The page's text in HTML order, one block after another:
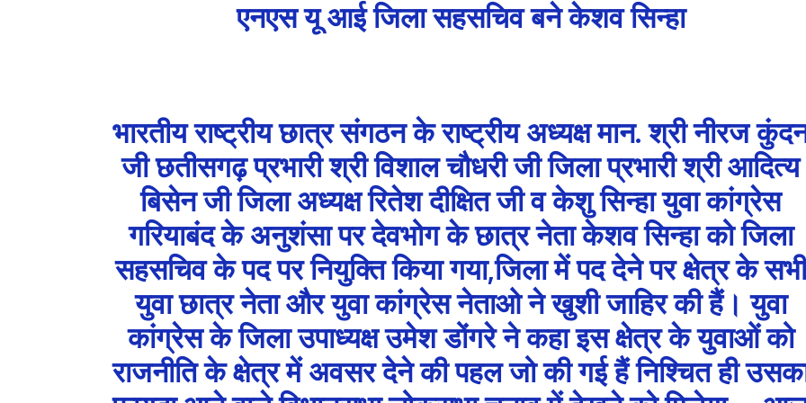
एनएस यू आई जिला सहसचिव बने केशव सिन्हा
भारतीय राष्ट्रीय छात्र संगठन के राष्ट्रीय अध्यक्ष मान. श्री नीरज
जी छतीसगढ़ प्रभारी श्री विशाल चौधरी जी जिला प्रभारी श्री आदित्य
बिसेन जी जिला अध्यक्ष रितेश दीक्षित जी व केशु सिन्हा युवा कांग्रेस
गरियाबंद के अनुशंसा पर देवभोग के छात्र नेता केशव सिन्हा को जिला
सहसचिव के पद पर नियुक्ति किया गया,जिला में पद देने पर क्षेत्र के सभी
युवा छात्र नेता और युवा कांग्रेस नेताओ ने खुशी जाहिर की हैं। युवा
कांग्रेस के जिला उपाध्यक्ष उमेश डोंगरे ने कहा इस क्षेत्र के युवाओं को
राजनीति के क्षेत्र में अवसर देने की पहल जो की गई हैं निश्चित ही